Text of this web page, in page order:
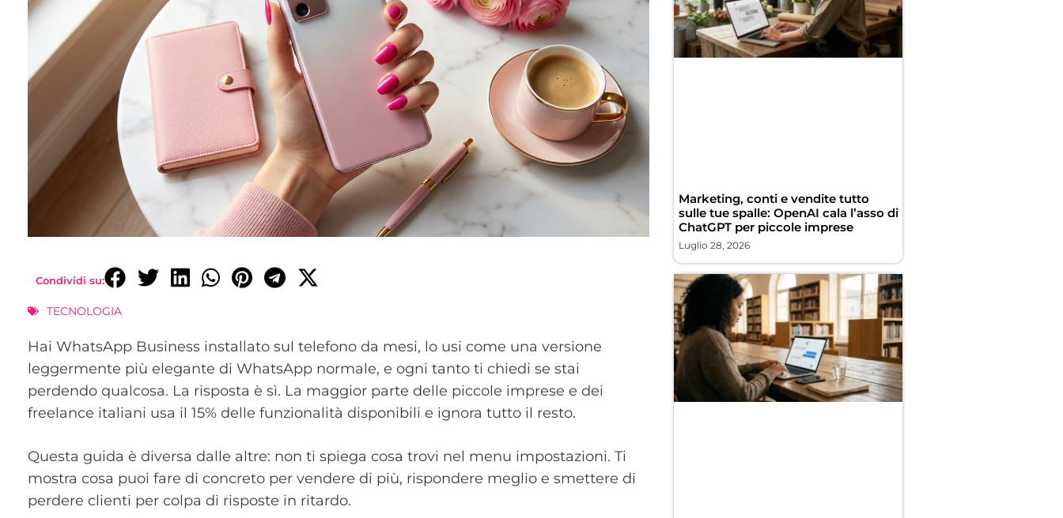
Condividi su:
TECNOLOGIA
Hai WhatsApp Business installato sul telefono da mesi, lo usi come una versione
leggermente più elegante di WhatsApp normale, e ogni tanto ti chiedi se stai
perdendo qualcosa. La risposta è sì. La maggior parte delle piccole imprese e dei
freelance italiani usa il 15% delle funzionalità disponibili e ignora tutto il resto.
Questa guida è diversa dalle altre: non ti spiega cosa trovi nel menu impostazioni. Ti
mostra cosa puoi fare di concreto per vendere di più, rispondere meglio e smettere di
perdere clienti per colpa di risposte in ritardo.
Marketing, conti e vendite tutto
sulle tue spalle: OpenAI cala l’asso di
ChatGPT per piccole imprese
Luglio 28, 2026